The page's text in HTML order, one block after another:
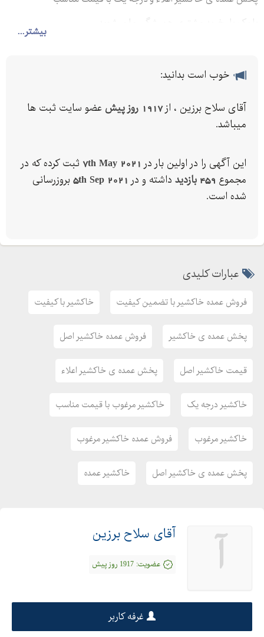
بیشتر...
با یک بار خرید مشتری همیشگی ما میشوید.
خوب است بدانید:
آقای سلاح برزین ، از1917 روز پیش
عضو سایت ثبت ها
میباشد.
این آگهی را در اولین بار در 7th May 2021 ثبت کرده که در
مجموع 459 بازدید داشته و در 5th Sep 2021 بروزرسانی
شده است.
عبارات کلیدی
فروش عمده خاکشیر با تضمین کیفیت خاکشیر با کیفیت
پخش عمده ی خاکشیر فروش عمده خاکشیر اصل
قیمت خاکشیر اصل پخش عمده ی خاکشیر اعلاء
خاکشیر درجه یک خاکشیر مرغوب با قیمت مناسب
خاکشیر مرغوب فروش عمده خاکشیر مرغوب
پخش عمده ی خاکشیر اصل خاکشیر عمده
آ آقای سلاح برزین
عضویت: 1917 روز پیش
غرفه کاربر